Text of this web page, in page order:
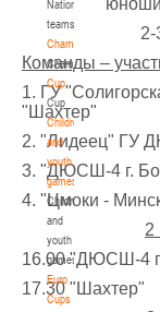
National
teams
Championship
Championship
Cup
Cup
Children
and
youth
games
Children
and
youth
games
Euro
Cups
IV тур – девушки 2012-
Б.Хмельницкого, 118а
III тур – юноши 2010-
Молодечно, ул. Великий
2-
Команды –
1. ГУ
"Шахтер"
2. "Лидеец" ГУ
3. "ДЮСШ-4 г.
4. "Цмоки -
2
16.00 "ДЮСШ-4
17.30